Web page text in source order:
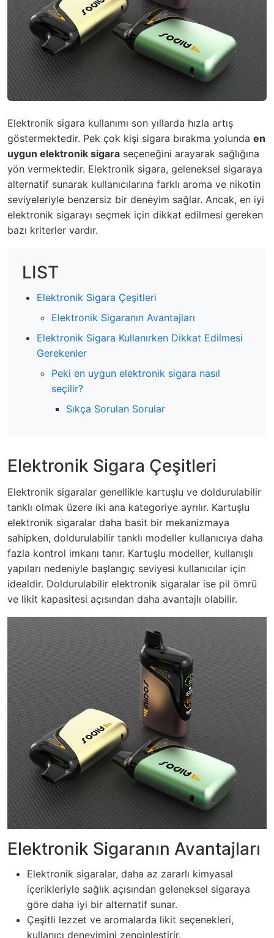
Elektronik sigara kullanımı son yıllarda hızla artış
göstermektedir. Pek çok kişi sigara bırakma yolunda en
uygun elektronik sigara seçeneğini arayarak sağlığına
yön vermektedir. Elektronik sigara, geleneksel sigaraya
alternatif sunarak kullanıcılarına farklı aroma ve nikotin
seviyeleriyle benzersiz bir deneyim sağlar. Ancak, en iyi
elektronik sigarayı seçmek için dikkat edilmesi gereken
bazı kriterler vardır.
LIST
Elektronik Sigara Çeşitleri
Elektronik Sigaranın Avantajları
Elektronik Sigara Kullanırken Dikkat Edilmesi
Gerekenler
Peki en uygun elektronik sigara nasıl
seçilir?
Sıkça Sorulan Sorular
Elektronik Sigara Çeşitleri
Elektronik sigaralar genellikle kartuşlu ve doldurulabilir
tanklı olmak üzere iki ana kategoriye ayrılır. Kartuşlu
elektronik sigaralar daha basit bir mekanizmaya
sahipken, doldurulabilir tanklı modeller kullanıcıya daha
fazla kontrol imkanı tanır. Kartuşlu modeller, kullanışlı
yapıları nedeniyle başlangıç seviyesi kullanıcılar için
idealdir. Doldurulabilir elektronik sigaralar ise pil ömrü
ve likit kapasitesi açısından daha avantajlı olabilir.
Elektronik Sigaranın Avantajları
Elektronik sigaralar, daha az zararlı kimyasal
içerikleriyle sağlık açısından geleneksel sigaraya
göre daha iyi bir alternatif sunar.
Çeşitli lezzet ve aromalarda likit seçenekleri,
kullanıcı deneyimini zenginleştirir.